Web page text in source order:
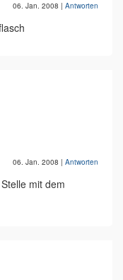
06. Jan. 2008 | Antworten
06. Jan. 2008 | Antworten
mit dem